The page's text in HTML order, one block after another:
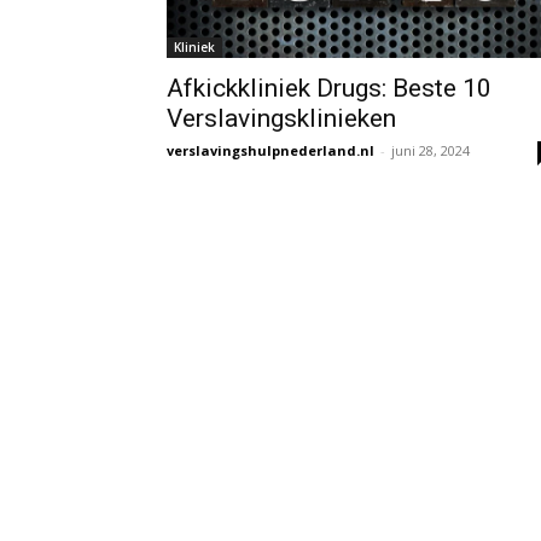
Kliniek
Afkickkliniek Drugs: Beste 10
Verslavingsklinieken
verslavingshulpnederland.nl - juni 28, 2024